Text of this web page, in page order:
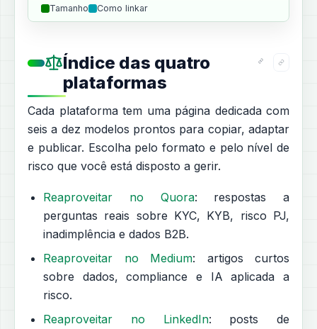
Tamanho Como linkar
Índice das quatro
plataformas
Cada plataforma tem uma página dedicada com
seis a dez modelos prontos para copiar, adaptar
e publicar. Escolha pelo formato e pelo nível de
risco que você está disposto a gerir.
Reaproveitar no Quora: respostas a
perguntas reais sobre KYC, KYB, risco PJ,
inadimplência e dados B2B.
Reaproveitar no Medium: artigos curtos
sobre dados, compliance e IA aplicada a
risco.
Reaproveitar no LinkedIn: posts de